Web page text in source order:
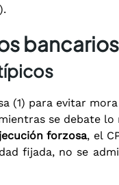
(1) para evitar
se debate
forzosa, el
fijada, no se